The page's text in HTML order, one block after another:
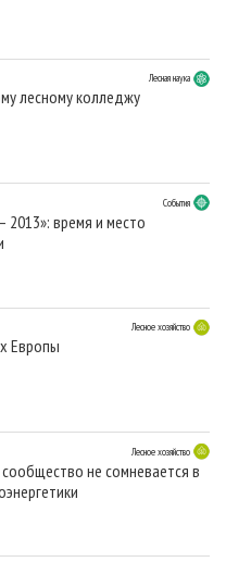
Лесная наука
лесному колледжу
События
2013»: время и место
Лесное хозяйство
Европы
Лесное хозяйство
не сомневается в